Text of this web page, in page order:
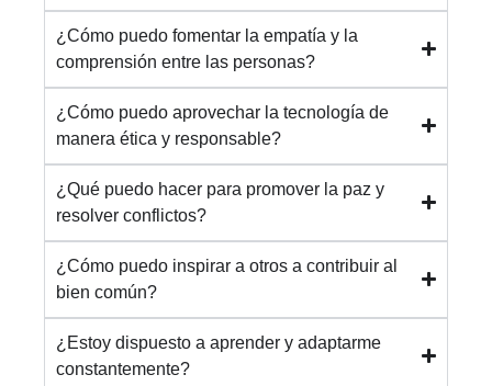
¿Cómo puedo fomentar la empatía y la
comprensión entre las personas?
¿Cómo puedo aprovechar la tecnología de
manera ética y responsable?
¿Qué puedo hacer para promover la paz y
resolver conflictos?
¿Cómo puedo inspirar a otros a contribuir al
bien común?
¿Estoy dispuesto a aprender y adaptarme
constantemente?